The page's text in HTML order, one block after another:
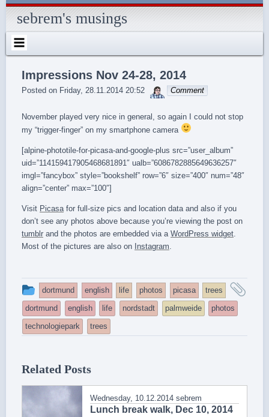
Skip
sebrem's musings
Impressions Nov 24-28, 2014
Posted on Friday, 28.11.2014 20:52 sebrem
Comment
November played very nice in general, so again I could not stop
my “trigger-finger” on my smartphone camera
[alpine-phototile-for-picasa-and-google-plus src=”user_album”
uid=”114159417905468681891″ ualb=”6086782885649636257″
imgl=”fancybox” style=”bookshelf” row=”6″ size=”400″ num=”48″
align=”center” max=”100″]
Visit Picasa for full-size pics and location data and also if you
don’t see any photos above because you’re viewing the post on
tumblr and the photos are embedded via a WordPress widget
Most of the pictures are also on Instagram
This
entry
was
posted
dortmund english life photos picasa trees
dortmund english life nordstadt palmweide
photos
technologiepark
trees
Related Posts
Wednesday, 10.12.2014 sebrem
Lunch break walk, Dec 10, 2014